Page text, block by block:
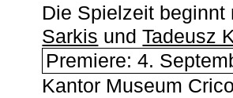
Die Spielzeit
Sarkis undTadeusz
Premiere: 4.
Kantor Museum